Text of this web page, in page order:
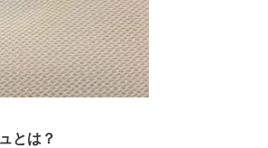
とは？